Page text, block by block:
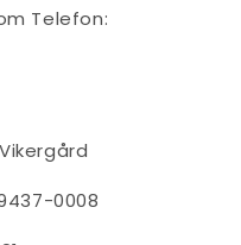
Telefon:
0008